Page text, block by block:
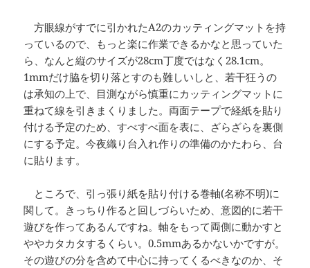
方眼線がすでに引かれたA2のカッティングマットを持
っているので、もっと楽に作業できるかなと思っていた
ら、なんと縦のサイズが28cm丁度ではなく28.1cm。
1mmだけ脇を切り落とすのも難しいしと、若干狂うの
は承知の上で、目測ながら慎重にカッティングマットに
重ねて線を引きまくりました。両面テープで経紙を貼り
付ける予定のため、すべすべ面を表に、ざらざらを裏側
にする予定。今夜織り台入れ作りの準備のかたわら、台
に貼ります。
ところで、引っ張り紙を貼り付ける巻軸(名称不明)に
関して。きっちり作ると回しづらいため、意図的に若干
遊びを作ってあるんですね。軸をもって両側に動かすと
ややカタカタするくらい。0.5mmあるかないかですが。
その遊びの分を含めて中心に持ってくるべきなのか、そ